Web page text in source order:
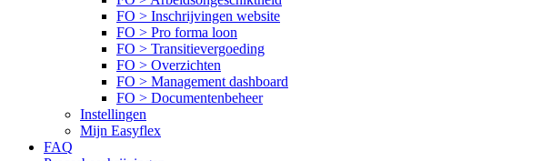
FO > Inschrijvingen website
FO > Pro forma loon
FO > Transitievergoeding
FO > Overzichten
FO > Management dashboard
FO > Documentenbeheer
Instellingen
Mijn Easyflex
FAQ